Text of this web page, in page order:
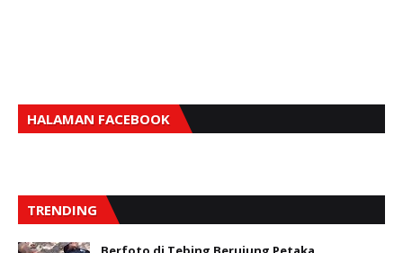
HALAMAN FACEBOOK
TRENDING